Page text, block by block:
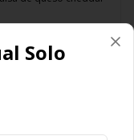
para
Solo